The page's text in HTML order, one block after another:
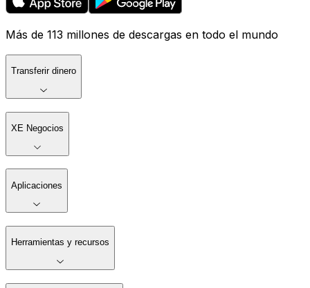
Más de 113 millones de descargas en todo el mundo
Transferir dinero
XE Negocios
Aplicaciones
Herramientas y recursos